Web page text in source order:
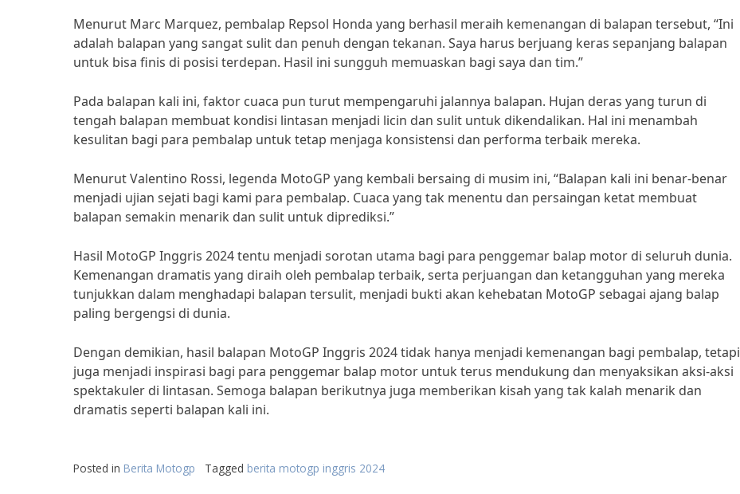
Menurut Marc Marquez, pembalap Repsol Honda yang berhasil meraih kemenangan di balapan tersebut, “Ini
adalah balapan yang sangat sulit dan penuh dengan tekanan. Saya harus berjuang keras sepanjang balapan
untuk bisa finis di posisi terdepan. Hasil ini sungguh memuaskan bagi saya dan tim.”
Pada balapan kali ini, faktor cuaca pun turut mempengaruhi jalannya balapan. Hujan deras yang turun di
tengah balapan membuat kondisi lintasan menjadi licin dan sulit untuk dikendalikan. Hal ini menambah
kesulitan bagi para pembalap untuk tetap menjaga konsistensi dan performa terbaik mereka.
Menurut Valentino Rossi, legenda MotoGP yang kembali bersaing di musim ini, “Balapan kali ini benar-benar
menjadi ujian sejati bagi kami para pembalap. Cuaca yang tak menentu dan persaingan ketat membuat
balapan semakin menarik dan sulit untuk diprediksi.”
Hasil MotoGP Inggris 2024 tentu menjadi sorotan utama bagi para penggemar balap motor di seluruh dunia.
Kemenangan dramatis yang diraih oleh pembalap terbaik, serta perjuangan dan ketangguhan yang mereka
tunjukkan dalam menghadapi balapan tersulit, menjadi bukti akan kehebatan MotoGP sebagai ajang balap
paling bergengsi di dunia.
Dengan demikian, hasil balapan MotoGP Inggris 2024 tidak hanya menjadi kemenangan bagi pembalap, tetapi
juga menjadi inspirasi bagi para penggemar balap motor untuk terus mendukung dan menyaksikan aksi-aksi
spektakuler di lintasan. Semoga balapan berikutnya juga memberikan kisah yang tak kalah menarik dan
dramatis seperti balapan kali ini.
Posted in Berita Motogp Tagged berita motogp inggris 2024